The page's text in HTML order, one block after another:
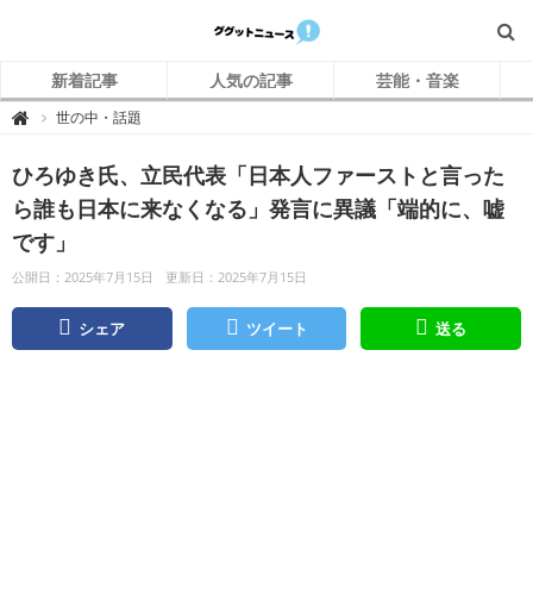
新着記事 人気の記事 芸能・音楽
 グ
ニ
ュ
ー
ス
世の中・話題
ひろゆき氏、立民代表「日本人ファーストと言った
ら誰も日本に来なくなる」発言に異議「端的に、嘘
です」
公開日：2025年7月15日 更新日：2025年7月15日
シェア ツイート 送る